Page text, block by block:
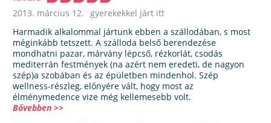
2013. március 12. gyerekekkel járt itt
Harmadik alkalommal jártunk ebben a szállodában, s most
méginkább tetszett. A szálloda belső berendezése
mondhatni pazar, márvány lépcső, rézkorlát, csodás
mediterrán festmények (na azért nem eredeti, de nagyon
szép)a szobában és az épületben mindenhol. Szép
wellness-részleg, előnyére vált, hogy most az
élménymedence vize még kellemesebb volt.
Bővebben >>